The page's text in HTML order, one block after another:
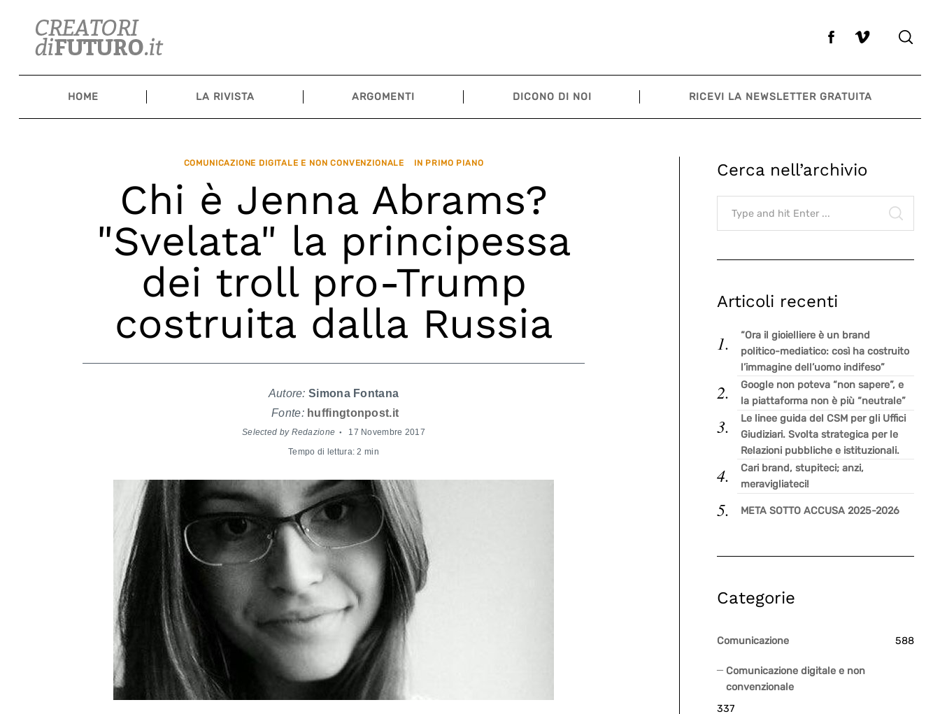
content
HOME LA RIVISTA ARGOMENTI DICONO DI NOI RICEVI LA NEWSLETTER GRATUITA
COMUNICAZIONE DIGITALE E NON CONVENZIONALE IN PRIMO PIANO
Chi è Jenna Abrams?
"Svelata" la principessa
dei troll pro-Trump
costruita dalla Russia
Autore: Simona Fontana
Fonte: huffingtonpost.it
Selected by Redazione 17 Novembre 2017
Tempo di lettura: 2 min
Cerca nell’archivio
Search
for:
Articoli recenti
“Ora il gioielliere è un brand
politico-mediatico: così ha costruito
l’immagine dell’uomo indifeso”
Google non poteva “non sapere”, e
la piattaforma non è più “neutrale”
Le linee guida del CSM per gli Uffici
Giudiziari. Svolta strategica per le
Relazioni pubbliche e istituzionali.
Cari brand, stupiteci; anzi,
meravigliateci!
META SOTTO ACCUSA 2025-2026
Categorie
Comunicazione 588
Comunicazione digitale e non
convenzionale
337